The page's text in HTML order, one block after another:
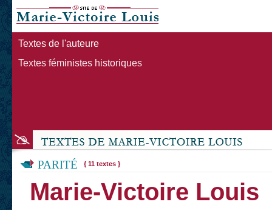
Textes de l'auteure
Textes féministes historiques
PARITÉ { 11 textes }
Marie-Victoire Louis